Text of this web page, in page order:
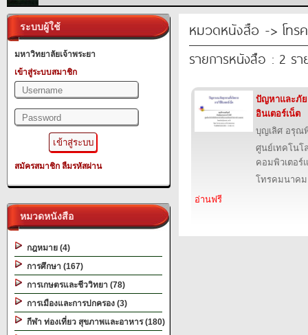
ระบบผู้ใช้
มหาวิทยาลัยเจ้าพระยา
เข้าสู่ระบบสมาชิก
สมัครสมาชิก ลืมรหัสผ่าน
หมวดหนังสือ
กฎหมาย (4)
การศึกษา (167)
การเกษตรและชีววิทยา (78)
การเมืองและการปกครอง (3)
กีฬา ท่องเที่ยว สุขภาพและอาหาร (180)
หมวดหนังสือ -> โทร
รายการหนังสือ : 2 รา
ปัญหาและภัย
อินเตอร์เน็ต
บุญเลิศ อรุณ
ศูนย์เทคโนโ
คอมพิวเตอร์
โทรคมนาคม
อ่านฟรี